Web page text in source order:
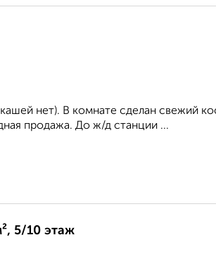
нет). В комнате сделан свежий
продажа. До ж/д станции ...
5/10 этаж